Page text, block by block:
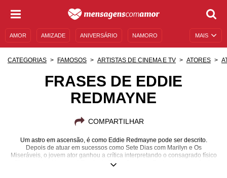
MAIS
AMOR AMIZADE ANIVERSÁRIO NAMORO
MENSAGENS E FRASES MENSAGENS DE ANIVERSÁRIO
CATEGORIAS FAMOSOS ARTISTAS DE CINEMA E TV ATORES
FRASES DE EDDIE
REDMAYNE
COMPARTILHAR
Um astro em ascensão, é como Eddie Redmayne pode ser descrito.
Depois de atuar em sucessos como Sete Dias com Marilyn e Os
Miseráveis, o jovem ator ganhou a crítica interpretando o consagrado físico
Stephen Hawking, em A Teoria de Tudo. Conheça Redmayne através de